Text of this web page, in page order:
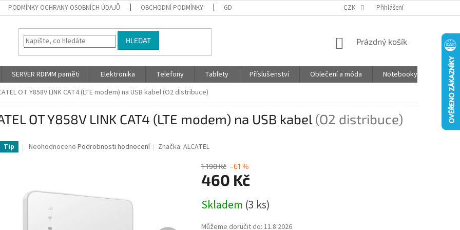
PODMÍNKY OCHRANY OSOBNÍCH ÚDAJŮ OBCHODNÍ PODMÍNKY GDPR JAK NAKUPOVAT
CZK Přihlášení
HLEDAT
NÁKUPNÍ
Prázdný košík
SERVER RDIMM paměti Elektronika Telefony Tablety Příslušenství Oblečení a móda Notebooky
Foto
OT Y858V LINK CAT4 (LTE modem) na USB kabel (O2 distribuce)
OT Y858V LINK CAT4 (LTE modem) na USB kabel(O2 distribuce)
Tip
Průměrné
z
hvězdiček.
Neohodnoceno Podrobnosti hodnocení Značka:ALCATEL
1 190 Kč –61 %
460 Kč
cena:
Skladem (3 ks)
Můžeme doručit do: 11.8.2026